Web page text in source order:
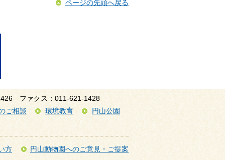
ページの先頭へ戻る
ファクス：011-621-1428
ご相談
環境教育 円山公園
方 円山動物園へのご意見・ご提案